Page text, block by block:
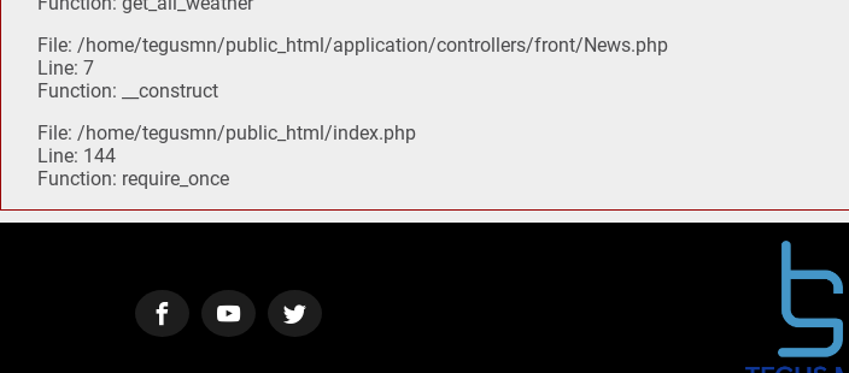
File: /home/tegusmn/public_html/application/controllers/front/News.php
Line: 7
Function: __construct
File: /home/tegusmn/public_html/index.php
Line: 144
Function: require_once